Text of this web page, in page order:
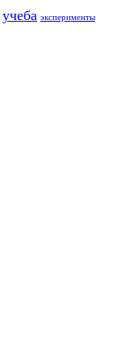
учеба эксперименты